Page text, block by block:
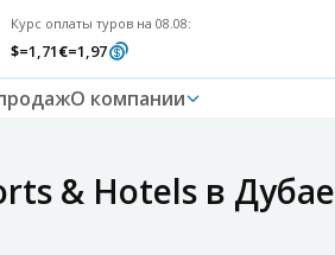
Курс оплаты туров на 08.08:
$=1,71€=1,97
О компании
& Hotels в Дубае